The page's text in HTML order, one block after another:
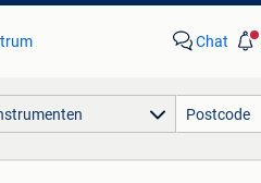
Chat